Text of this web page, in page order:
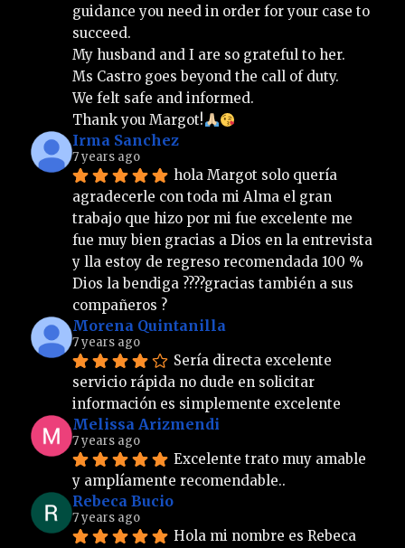
guidance you need in order for your case to
succeed.
My husband and I are so grateful to her.
Ms Castro goes beyond the call of duty.
We felt safe and informed.
Thank you Margot!
Irma Sanchez
7 years ago
hola Margot solo quería
agradecerle con toda mi Alma el gran
trabajo que hizo por mi fue excelente me
fue muy bien gracias a Dios en la entrevista
y lla estoy de regreso recomendada 100 %
Dios la bendiga ????gracias también a sus
compañeros ?
Morena Quintanilla
7 years ago
Sería directa excelente
servicio rápida no dude en solicitar
información es simplemente excelente
Melissa Arizmendi
7 years ago
Excelente trato muy amable
y amplíamente recomendable..
Rebeca Bucio
7 years ago
Hola mi nombre es Rebeca